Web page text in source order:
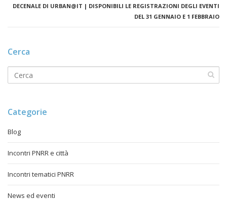
DECENALE DI URBAN@IT | DISPONIBILI LE REGISTRAZIONI DEGLI EVENTI
DEL 31 GENNAIO E 1 FEBBRAIO
Cerca
Categorie
Blog
Incontri PNRR e città
Incontri tematici PNRR
News ed eventi